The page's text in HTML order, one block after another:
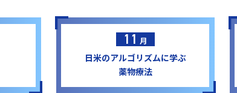
1 1 月
日米のアルゴリズムに学ぶ
薬物療法